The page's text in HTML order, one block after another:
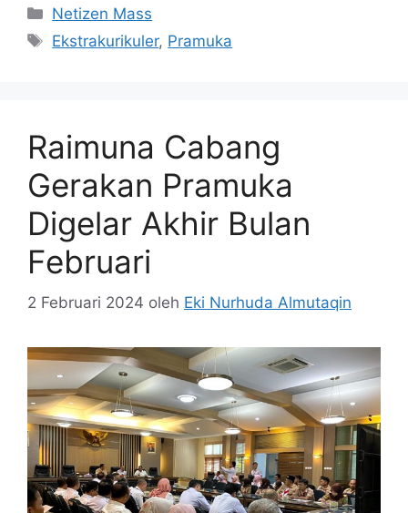
Kategori
Netizen Mass
Tag
Ekstrakurikuler, Pramuka
Raimuna Cabang
Gerakan Pramuka
Digelar Akhir Bulan
Februari
2 Februari 2024 oleh Eki Nurhuda Almutaqin